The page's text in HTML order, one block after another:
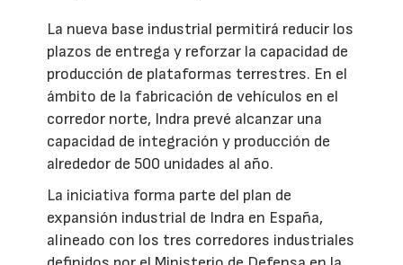
La nueva base industrial permitirá reducir los
plazos de entrega y reforzar la capacidad de
producción de plataformas terrestres. En el
ámbito de la fabricación de vehículos en el
corredor norte, Indra prevé alcanzar una
capacidad de integración y producción de
alrededor de 500 unidades al año.
La iniciativa forma parte del plan de
expansión industrial de Indra en España,
alineado con los tres corredores industriales